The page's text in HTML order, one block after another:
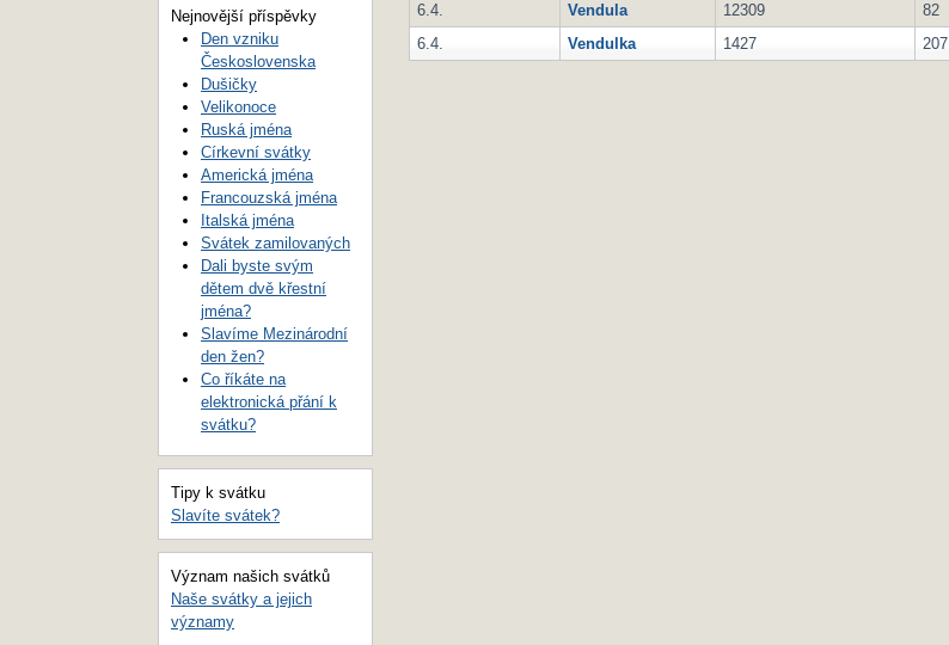
6.4.
Vendula 12309
82
6.4.
Vendulka 1427 207
Nejnovější příspěvky
Den vzniku
Československa
Dušičky
Velikonoce
Ruská jména
Církevní svátky
Americká jména
Francouzská jména
Italská jména
Svátek zamilovaných
Dali byste svým
dětem dvě křestní
jména?
Slavíme Mezinárodní
den žen?
Co říkáte na
elektronická přání k
svátku?
Tipy k svátku
Slavíte svátek?
Význam našich svátků
Naše svátky a jejich
významy